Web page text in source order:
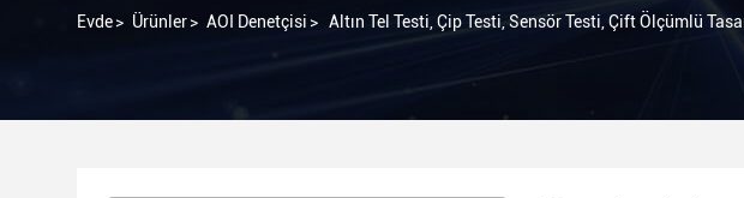
Evde> Ürünler> AOI Denetçisi > Altın Tel Testi, Çip Testi, Sensör Testi, Çift Ölçümlü